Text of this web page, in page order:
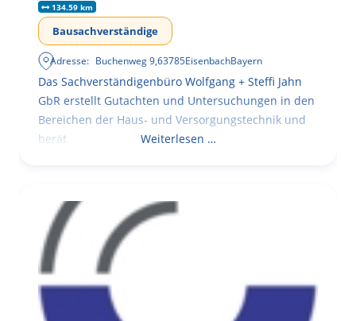
134.59 km
Bausachverständige
Adresse: Buchenweg 9,63785EisenbachBayern
Das Sachverständigenbüro Wolfgang + Steffi Jahn
GbR erstellt Gutachten und Untersuchungen in den
Bereichen der Haus- und Versorgungstechnik und
berät
Weiterlesen …